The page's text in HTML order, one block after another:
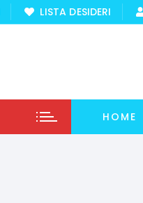
LISTA DESIDERI
HOME